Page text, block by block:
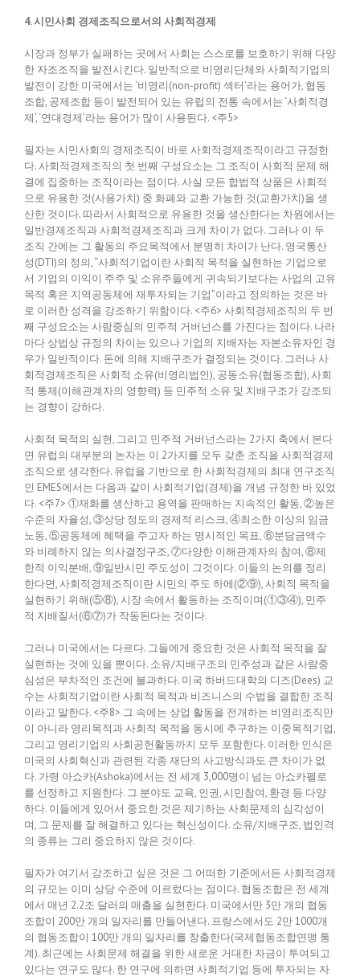
4. 시민사회 경제조직으로서의 사회적경제
시장과 정부가 실패하는 곳에서 사회는 스스로를 보호하기 위해 다양
한 자조조직을 발전시킨다. 일반적으로 비영리단체와 사회적기업의
발전이 강한 미국에서는 ‘비영리(non-profit) 섹터’라는 용어가, 협동
조합, 공제조합 등이 발전되어 있는 유럽의 전통 속에서는 ‘사회적경
제’, ‘연대경제’라는 용어가 많이 사용된다. <주5>
필자는 시민사회의 경제조직이 바로 사회적경제조직이라고 규정한
다. 사회적경제조직의 첫 번째 구성요소는 그 조직이 사회적 문제 해
결에 집중하는 조직이라는 점이다. 사실 모든 합법적 상품은 사회적
으로 유용한 것(사용가치) 중 화폐와 교환 가능한 것(교환가치)을 생
산한 것이다. 따라서 사회적으로 유용한 것을 생산한다는 차원에서는
일반경제조직과 사회적경제조직과 크게 차이가 없다. 그러나 이 두
조직 간에는 그 활동의 주요목적에서 분명히 차이가 난다. 영국통산
성(DTI)의 정의, “사회적기업이란 사회적 목적을 실현하는 기업으로
서 기업의 이익이 주주 및 소유주들에게 귀속되기보다는 사업의 고유
목적 혹은 지역공동체에 재투자되는 기업”이라고 정의하는 것은 바
로 이러한 성격을 강조하기 위함이다. <주6> 사회적경제조직의 두 번
째 구성요소는 사람중심의 민주적 거버넌스를 가진다는 점이다. 나라
마다 상법상 규정의 차이는 있으나 기업의 지배자는 자본소유자인 경
우가 일반적이다. 돈에 의해 지배구조가 결정되는 것이다. 그러나 사
회적경제조직은 사회적 소유(비영리법인), 공동소유(협동조합), 사회
적 통제(이해관계자의 영향력) 등 민주적 소유 및 지배구조가 강조되
는 경향이 강하다.
사회적 목적의 실현, 그리고 민주적 거버넌스라는 2가지 축에서 본다
면 유럽의 대부분의 논자는 이 2가지를 모두 갖춘 조직을 사회적경제
조직으로 생각한다. 유럽을 기반으로 한 사회적경제의 최대 연구조직
인 EMES에서는 다음과 같이 사회적기업(경제)을 개념 규정한 바 있었
다. <주7> ①재화를 생산하고 용역을 판매하는 지속적인 활동, ②높은
수준의 자율성, ③상당 정도의 경제적 리스크, ④최소한 이상의 임금
노동, ⑤공동체에 혜택을 주고자 하는 명시적인 목표, ⑥분담금액수
와 비례하지 않는 의사결정구조, ⑦다양한 이해관계자의 참여, ⑧제
한적 이익분배, ⑨일반시민 주도성이 그것이다. 이들의 논의를 정리
한다면, 사회적경제조직이란 시민의 주도 하에(②⑨), 사회적 목적을
실현하기 위해(⑤⑧), 시장 속에서 활동하는 조직이며(①③④), 민주
적 지배질서(⑥⑦)가 작동된다는 것이다.
그러나 미국에서는 다르다. 그들에게 중요한 것은 사회적 목적을 잘
실현하는 것에 있을 뿐이다. 소유/지배구조의 민주성과 같은 사람중
심성은 부차적인 조건에 불과하다. 미국 하버드대학의 디즈(Dees) 교
수는 사회적기업이란 사회적 목적과 비즈니스의 수법을 결합한 조직
이라고 말한다. <주8> 그 속에는 상업 활동을 전개하는 비영리조직만
이 아니라 영리목적과 사회적 목적을 동시에 추구하는 이중목적기업,
그리고 영리기업의 사회공헌활동까지 모두 포함한다. 이러한 인식은
미국의 사회혁신과 관련된 각종 재단의 사고방식과도 큰 차이가 없
다. 가령 아쇼카(Ashoka)에서는 전 세계 3,000명이 넘는 아쇼카펠로
를 선정하고 지원한다. 그 분야도 교육, 인권, 시민참여, 환경 등 다양
하다. 이들에게 있어서 중요한 것은 제기하는 사회문제의 심각성이
며, 그 문제를 잘 해결하고 있다는 혁신성이다. 소유/지배구조, 법인격
의 종류는 그리 중요하지 않은 것이다.
필자가 여기서 강조하고 싶은 것은 그 어떠한 기준에서든 사회적경제
의 규모는 이미 상당 수준에 이르렀다는 점이다. 협동조합은 전 세계
에서 매년 2.2조 달러의 매출을 실현한다. 미국에서만 3만 개의 협동
조합이 200만 개의 일자리를 만들어낸다. 프랑스에서도 2만 1000개
의 협동조합이 100만 개의 일자리를 창출한다(국제협동조합연맹 통
계). 최근에는 사회문제 해결을 위한 새로운 거대한 자금이 투여되고
있다는 연구도 많다. 한 연구에 의하면 사회적기업 등에 투자되는 자